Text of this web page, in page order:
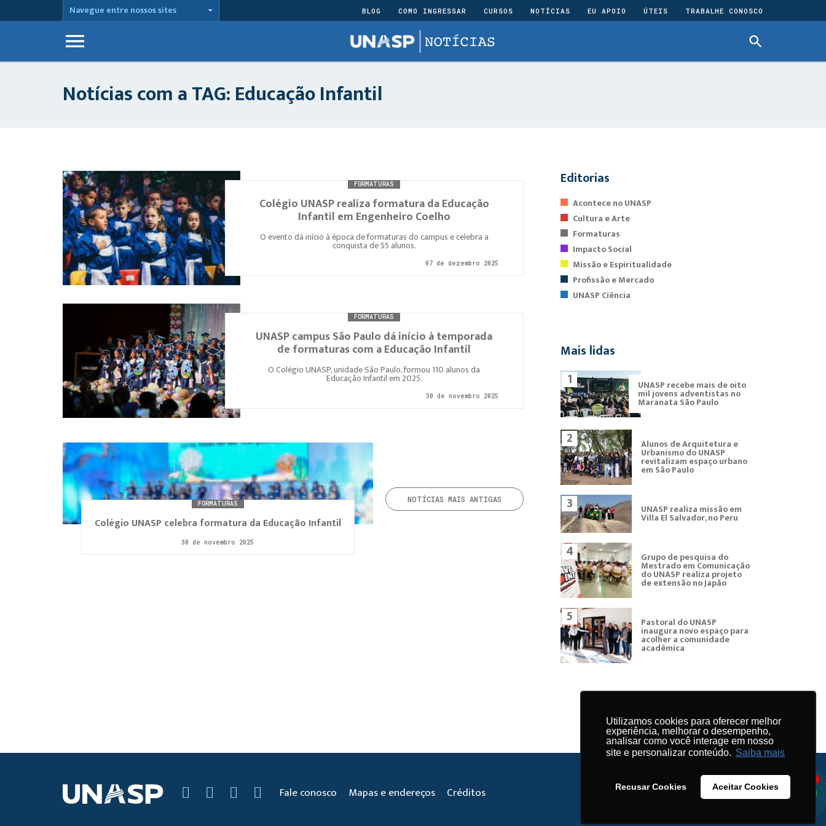
Utilizamos cookies para oferecer melhor
experiência, melhorar o desempenho,
analisar como você interage em nosso
site e personalizar conteúdo. Saiba mais
Recusar Cookies Aceitar Cookies
Navegue entre nossos sites BLOG COMO INGRESSAR CURSOS NOTÍCIAS EU APOIO ÚTEIS TRABALHE CONOSCO
Notícias com a TAG: Educação Infantil
FORMATURAS
Colégio UNASP realiza formatura da Educação
Infantil em Engenheiro Coelho
O evento dá início à época de formaturas do campus e celebra a
conquista de 55 alunos.
07 de dezembro 2025
FORMATURAS
UNASP campus São Paulo dá início à temporada
de formaturas com a Educação Infantil
O Colégio UNASP, unidade São Paulo, formou 110 alunos da
Educação Infantil em 2025.
30 de novembro 2025
FORMATURAS
Colégio UNASP celebra formatura da Educação Infantil
30 de novembro 2025
NOTÍCIAS MAIS ANTIGAS
Editorias
Acontece no UNASP
Cultura e Arte
Formaturas
Impacto Social
Missão e Espiritualidade
Profissão e Mercado
UNASP Ciência
Mais lidas
1
UNASP recebe mais de oito
mil jovens adventistas no
Maranata São Paulo
2 Alunos de Arquitetura e
Urbanismo do UNASP
revitalizam espaço urbano
em São Paulo
3 UNASP realiza missão em
Villa El Salvador, no Peru
4 Grupo de pesquisa do
Mestrado em Comunicação
do UNASP realiza projeto
de extensão no Japão
5 Pastoral do UNASP
inaugura novo espaço para
acolher a comunidade
acadêmica
Fale conosco Mapas e endereços Créditos